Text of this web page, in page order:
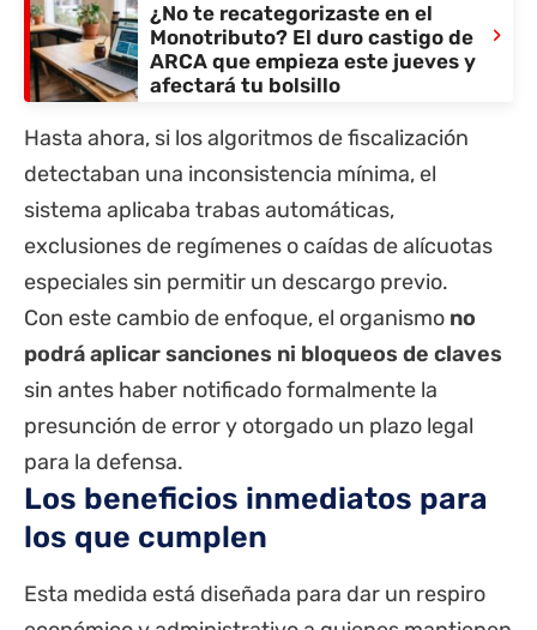
¿No te recategorizaste en el
Monotributo? El duro castigo de
ARCA que empieza este jueves y
afectará tu bolsillo
›
Hasta ahora, si los algoritmos de fiscalización
detectaban una inconsistencia mínima, el
sistema aplicaba trabas automáticas,
exclusiones de regímenes o caídas de alícuotas
especiales sin permitir un descargo previo.
Con este cambio de enfoque, el organismo no
podrá aplicar sanciones ni bloqueos de claves
sin antes haber notificado formalmente la
presunción de error y otorgado un plazo legal
para la defensa.
Los beneficios inmediatos para
los que cumplen
Esta medida está diseñada para dar un respiro